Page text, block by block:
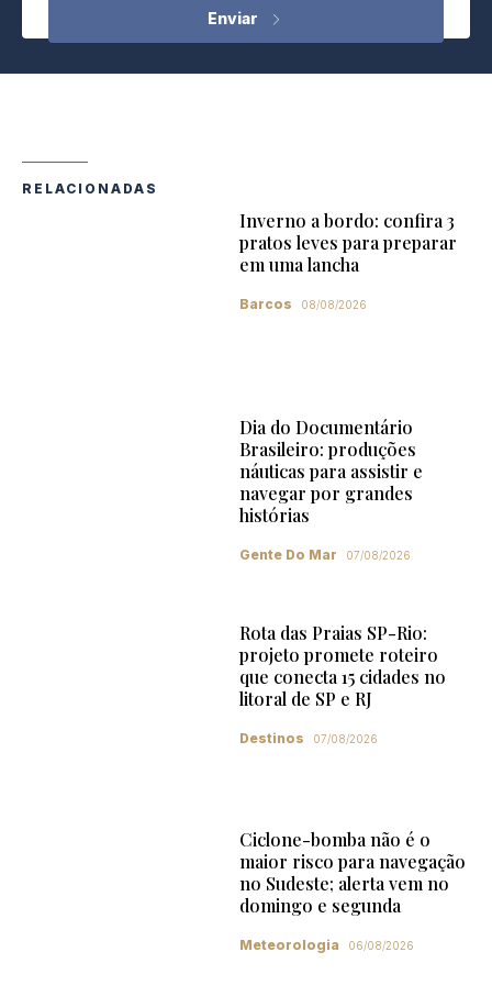
RELACIONADAS
Inverno a bordo: confira 3
pratos leves para preparar
em uma lancha
Barcos 08/08/2026
Dia do Documentário
Brasileiro: produções
náuticas para assistir e
navegar por grandes
histórias
Gente Do Mar 07/08/2026
Rota das Praias SP-Rio:
projeto promete roteiro
que conecta 15 cidades no
litoral de SP e RJ
Destinos 07/08/2026
Ciclone-bomba não é o
maior risco para navegação
no Sudeste; alerta vem no
domingo e segunda
Meteorologia 06/08/2026